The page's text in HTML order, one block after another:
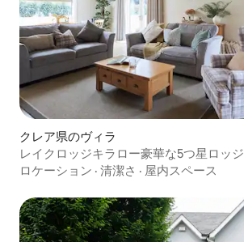
クレア県のヴィラ
レイクロッジキラロー豪華な5つ星ロッジ
ロケーション · 清潔さ · 屋内スペース